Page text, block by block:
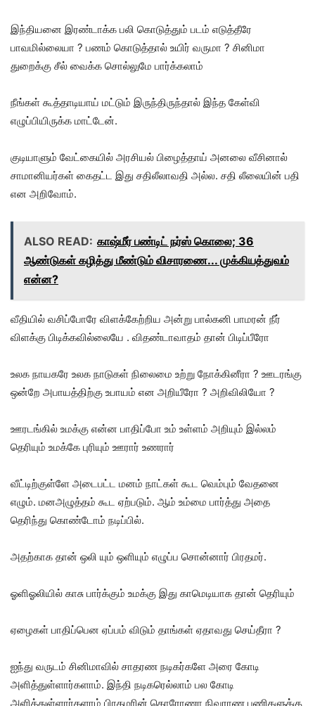
இந்தியனை இரண்டாக்க பலி கொடுத்தும் படம் எடுத்தீரே
பாவமில்லையா ? பணம் கொடுத்தால் உயிர் வருமா ? சினிமா
துறைக்கு சீல் வைக்க சொல்லுமே பார்க்கலாம்
நீங்கள் கூத்தாடியாய் மட்டும் இருந்திருந்தால் இந்த கேள்வி
எழுப்பியிருக்க மாட்டேன்.
குடியாளும் வேட்கையில் அரசியல் பிழைத்தாய் அனலை வீசினால்
சாமானியர்கள் கைதட்ட இது சதிலீலாவதி அல்ல. சதி லீலையின் பதி
என அறிவோம்.
ALSO READ: காஷ்மீர் பண்டிட் நர்ஸ் கொலை; 36
ஆண்டுகள் கழித்து மீண்டும் விசாரணை... முக்கியத்துவம்
என்ன?
வீதியில் வசிப்போரே விளக்கேற்றிய அன்று பால்கனி பாமரன் நீர்
விளக்கு பிடிக்கவில்லையே . விதண்டாவாதம் தான் பிடிப்பீரோ
உலக நாயகரே உலக நாடுகள் நிலைமை உற்று நோக்கினீரா ? ஊடரங்கு
ஒன்றே அபாயத்திற்கு உபாயம் என அறியீரோ ? அறிவிலியோ ?
ஊரடங்கில் உமக்கு என்ன பாதிப்போ உம் உள்ளம் அறியும் இல்லம்
தெரியும் உமக்கே புரியும் ஊரார் உணரார்
வீட்டிற்குள்ளே அடைபட்ட மனம் நாட்கள் கூட வெம்பும் வேதனை
எழும். மனஅழுத்தம் கூட ஏற்படும். ஆம் உம்மை பார்த்து அதை
தெரிந்து கொண்டோம் நடிப்பில்.
அதற்காக தான் ஒலி யும் ஒளியும் எழுப்ப சொன்னார் பிரதமர்.
ஓளிஓலியில் காசு பார்க்கும் உமக்கு இது காமெடியாக தான் தெரியும்
ஏழைகள் பாதிப்பென ஏப்பம் விடும் தாங்கள் ஏதாவது செய்தீரா ?
ஐந்து வருடம் சினிமாவில் சாதரண நடிகர்களே அரை கோடி
அளித்துள்ளார்களாம். இந்தி நடிகரெல்லாம் பல கோடி
அளித்துள்ளார்களாம் பிரதமரின் கொரோணா நிவராண பணிகளுக்கு